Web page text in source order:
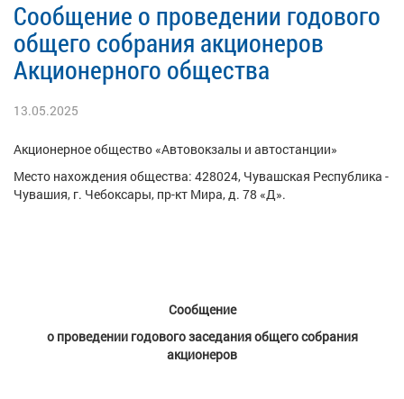
Сообщение о проведении годового
общего собрания акционеров
Акционерного общества
13.05.2025
Акционерное общество «Автовокзалы и автостанции»
Место нахождения общества: 428024, Чувашская Республика -
Чувашия, г. Чебоксары, пр-кт Мира, д. 78 «Д».
Сообщение
о проведении годового заседания общего собрания
акционеров